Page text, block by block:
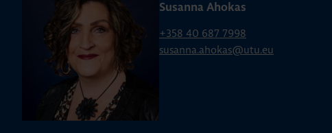
Susanna Ahokas
+358 40 687 7998
susanna.ahokas@utu.eu